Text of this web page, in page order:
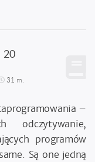
20
31 m.
–
odczytywanie,
programów
Są one jedną